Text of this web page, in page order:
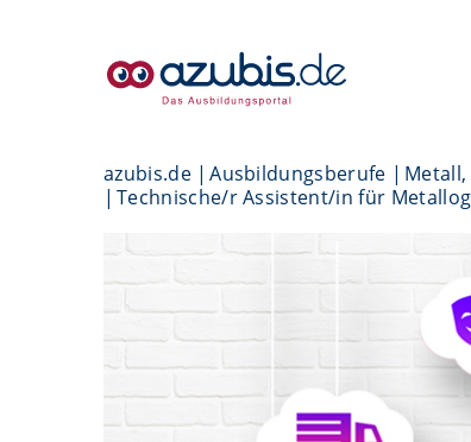
azubis.de Ausbildungsberufe
Technische/r Assistent/in für